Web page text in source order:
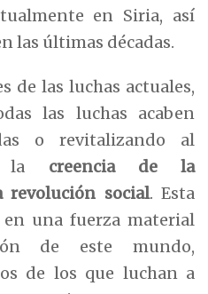
en Siria, así
las últimas décadas.
de las luchas actuales,
las luchas acaben
o revitalizando al
la creencia de la
social. Esta
en una fuerza material
de este mundo,
de los que luchan a